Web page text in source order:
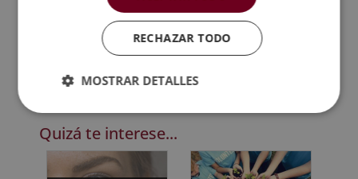
del vendedor(a diferencia del FCA).
DDP se dividiría entre dos: el de la entrega en
terminal y el de la entrega en otro punto distinto.
Quizá te interese...
RECHAZAR TODO
MOSTRAR DETALLES